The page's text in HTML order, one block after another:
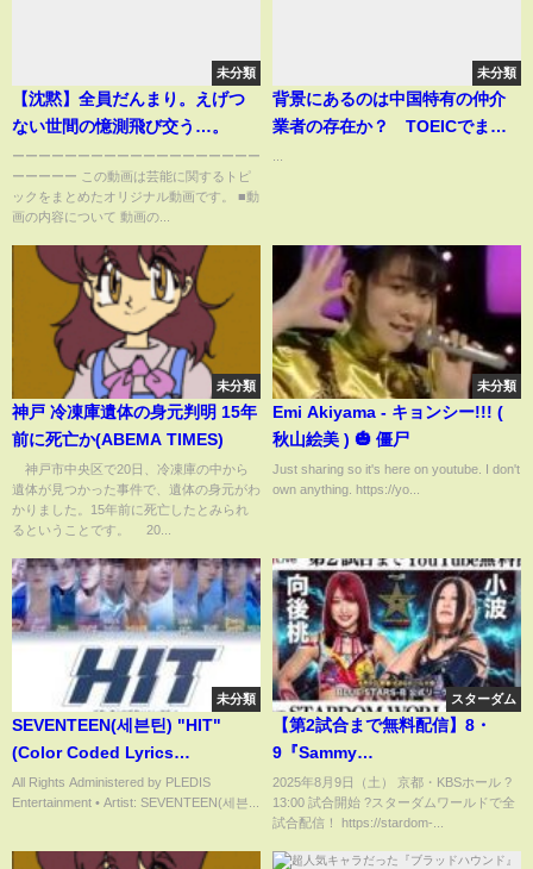
未分類
【沈黙】全員だんまり。えげつ
ない世間の憶測飛び交う…。
ーーーーーーーーーーーーーーーーーーー
ーーーーー この動画は芸能に関するトピ
ックをまとめたオリジナル動画です。 ■動
画の内容について 動画の...
未分類
背景にあるのは中国特有の仲介
業者の存在か？ TOEICでまた
未分類
神戸 冷凍庫遺体の身元判明 15年
前に死亡か(ABEMA TIMES)
神戸市中央区で20日、冷凍庫の中から
遺体が見つかった事件で、遺体の身元がわ
かりました。15年前に死亡したとみられ
るということです。 20...
未分類
Emi Akiyama - キョンシー!!! (
秋山絵美 ) 🎃 僵尸
Just sharing so it's here on youtube. I don't
own anything. https://yo...
未分類
SEVENTEEN(세븐틴) "HIT"
(Color Coded Lyrics
Eng/Rom/Han/가사)
All Rights Administered by PLEDIS
Entertainment • Artist: SEVENTEEN(세븐...
スターダム
【第2試合まで無料配信】8・
9『Sammy
presents「STARDOM 5★STAR
GP 2025 × リベパチ・リベス
ロ」in KYOTO』京都・KBSホー
ル
2025年8月9日（土） 京都・KBSホール ?️
13:00 試合開始 ?スターダムワールドで全
試合配信！ https://stardom-...